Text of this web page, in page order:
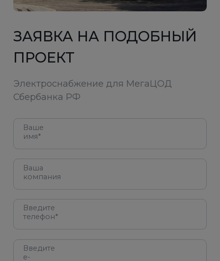
ЗАЯВКА НА ПОДОБНЫЙ
ПРОЕКТ
Электроснабжение для МегаЦОД
Сбербанка РФ
Ваше
имя*
Ваша
компания
Введите
телефон*
Введите
e-